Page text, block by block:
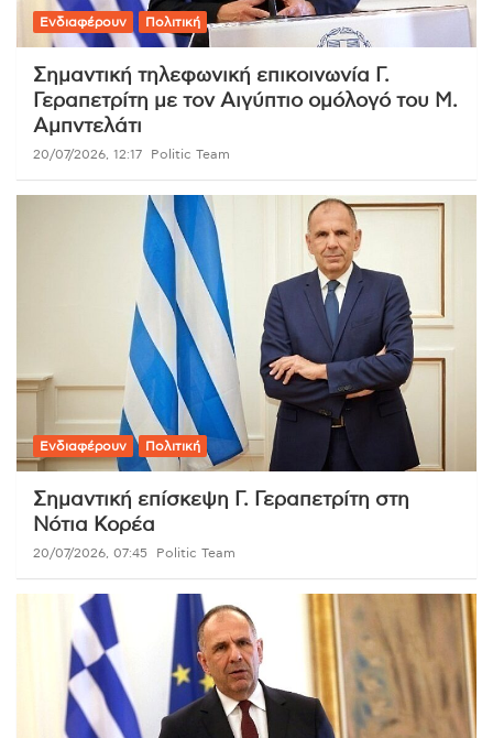
Ενδιαφέρουν Πολιτική
Σημαντική τηλεφωνική επικοινωνία Γ.
Γεραπετρίτη με τον Αιγύπτιο ομόλογό του Μ.
Αμπντελάτι
20/07/2026, 12:17 Politic Team
Ενδιαφέρουν Πολιτική
Σημαντική επίσκεψη Γ. Γεραπετρίτη στη
Νότια Κορέα
20/07/2026, 07:45 Politic Team